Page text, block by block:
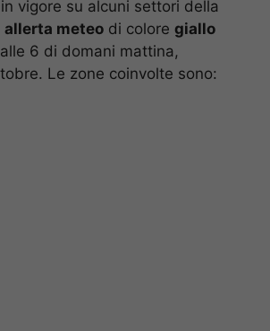
vigore su alcuni settori della
allerta meteo di colore giallo
6 di domani mattina,
Le zone coinvolte sono: